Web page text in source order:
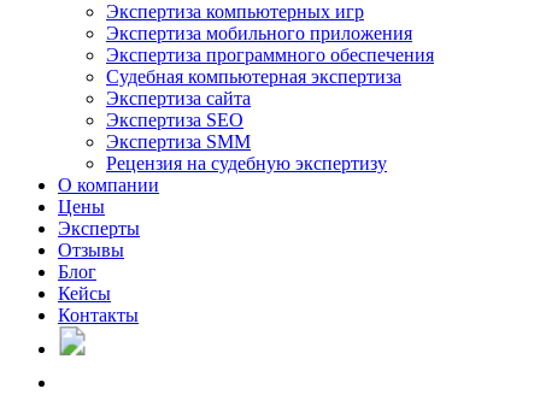
Экспертиза компьютерных игр
Экспертиза мобильного приложения
Экспертиза программного обеспечения
Судебная компьютерная экспертиза
Экспертиза сайта
Экспертиза SEO
Экспертиза SMM
Рецензия на судебную экспертизу
О компании
Цены
Эксперты
Отзывы
Блог
Кейсы
Контакты